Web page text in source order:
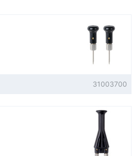
31003700